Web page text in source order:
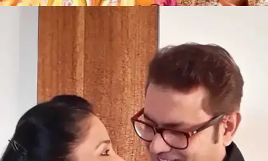
​हिना खान रॉकी जायसवाल ​
सीरियल 'ये रिश्ता क्या कहलाता है' के सेट पर ही हिना और रॉकी
जायसवाल की पहली मुलाकात हुई थी। 4 जून को दोनों ने कोर्ट
मैरिज की।